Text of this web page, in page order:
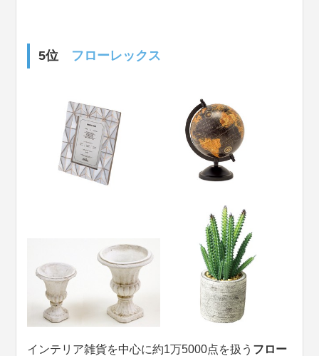
5位 フローレックス
インテリア雑貨を中心に約1万5000点を扱う フロー